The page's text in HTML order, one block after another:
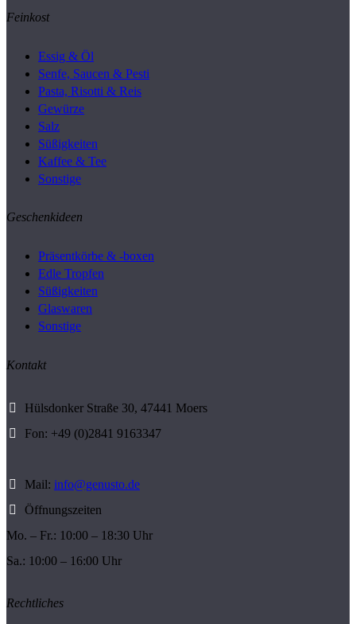
Feinkost
Essig & Öl
Senfe, Saucen & Pesti
Pasta, Risotti & Reis
Gewürze
Salz
Süßigkeiten
Kaffee & Tee
Sonstige
Geschenkideen
Präsentkörbe & -boxen
Edle Tropfen
Süßigkeiten
Glaswaren
Sonstige
Kontakt
Hülsdonker Straße 30, 47441 Moers
Fon: +49 (0)2841 9163347
Mail: info@genusto.de
Öffnungszeiten
Mo. – Fr.: 10:00 – 18:30 Uhr
Sa.: 10:00 – 16:00 Uhr
Rechtliches